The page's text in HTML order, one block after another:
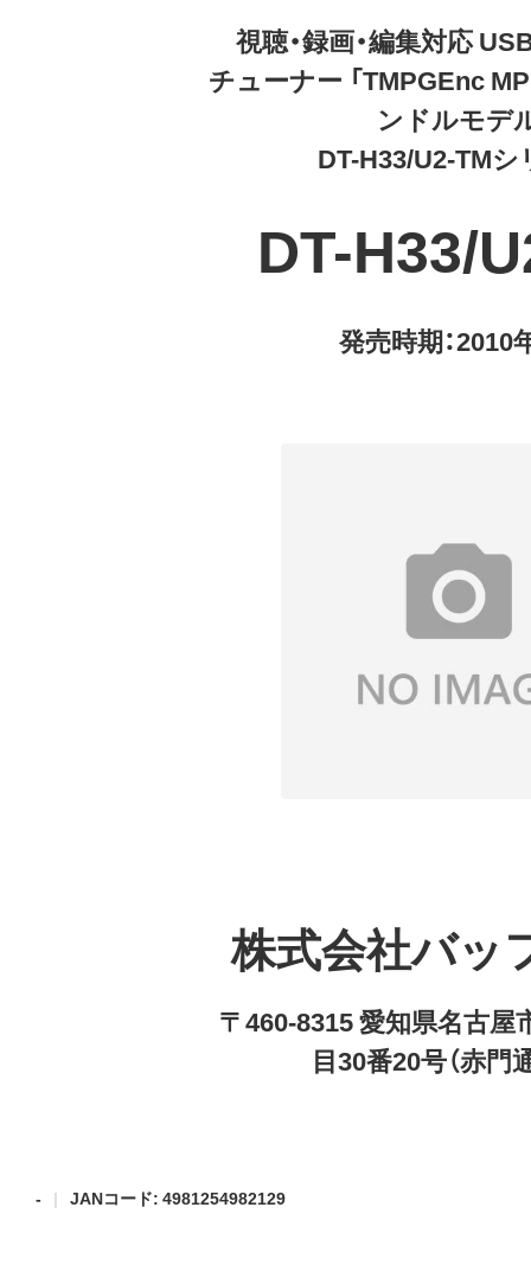
視聴・録画・編集対応
チューナー 「TMPGEnc
ンドルモデ
DT-H33/U2-TMシ
DT-H33/
発売時期：2010
株式会社バッ
〒460-8315 愛知県名古屋
目30番20号（赤門
- JANコード: 4981254982129